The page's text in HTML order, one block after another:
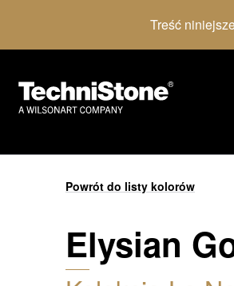
Treść
Powrót do listy kolorów
Elysian